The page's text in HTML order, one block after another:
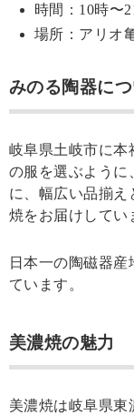
時間：10時〜
場所：アリオ
みのる陶器に
岐阜県土岐市に本
の服を選ぶように
に、幅広い品揃え
焼をお届けしてい
日本一の陶磁器
ています。
美濃焼の魅力
美濃焼は岐阜県